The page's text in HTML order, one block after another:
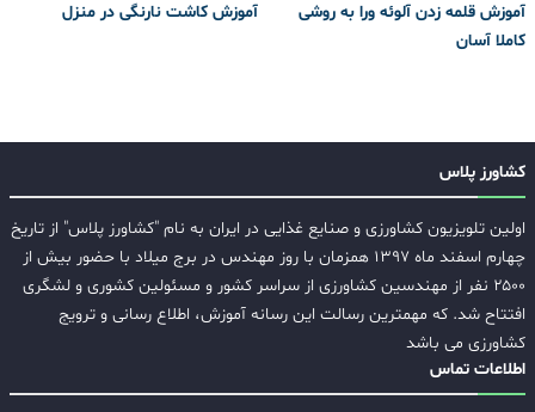
آموزش قلمه زدن آلوئه ورا به روشی
کاملا آسان
آموزش کاشت نارنگی در منزل
کشاورز پلاس
اولین تلویزیون کشاورزی و صنایع غذایی در ایران به نام "کشاورز پلاس" از تاریخ
چهارم اسفند ماه ۱۳۹۷ همزمان با روز مهندس در برج میلاد با حضور بیش از
۲۵۰۰ نفر از مهندسین کشاورزی از سراسر کشور و مسئولین کشوری و لشگری
افتتاح شد. که مهمترین رسالت این رسانه آموزش، اطلاع رسانی و ترویج
کشاورزی می باشد
اطلاعات تماس